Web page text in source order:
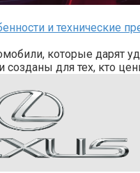
и технические
которые дарят
созданы для тех, кто